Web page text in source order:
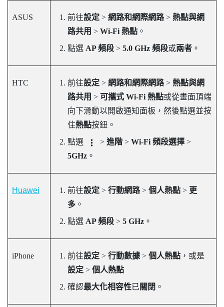
ASUS 前往設定> 網路和網際網路> 熱點與網
路共用 > Wi-Fi 熱點。
點選 AP 頻段> 5.0 GHz 頻段或兩者。
HTC 前往設定> 網路和網際網路> 熱點與網
路共用 > 可攜式 Wi-Fi 熱點或從畫面頂端
向下滑動以開啟通知面板，然後點選並按
住熱點按鈕。
點選 > 進階> Wi-Fi 頻段選擇>
5GHz。
Huawei 前往設定> 行動網路> 個人熱點> 更
多。
點選 AP 頻段> 5 GHz。
iPhone 前往設定> 行動數據> 個人熱點，或是
設定> 個人熱點
確認最大化相容性已關閉 。